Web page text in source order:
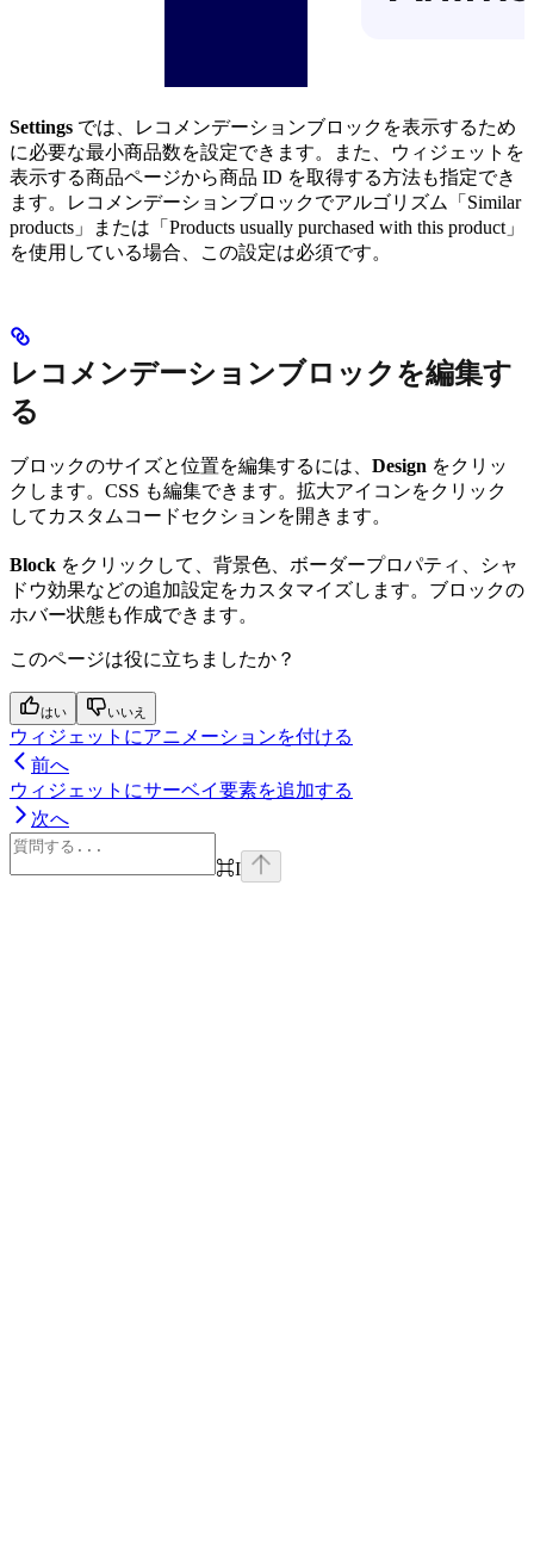
Settings では、レコメンデーションブロックを表示するため
に必要な最小商品数を設定できます。また、ウィジェットを
表示する商品ページから商品 ID を取得する方法も指定でき
ます。レコメンデーションブロックでアルゴリズム「Similar
products」または「Products usually purchased with this product」
を使用している場合、この設定は必須です。
レコメンデーションブロックを編集す
る
ブロックのサイズと位置を編集するには、 Design をクリッ
クします。CSS も編集できます。拡大アイコンをクリック
してカスタムコードセクションを開きます。
Block をクリックして、背景色、ボーダープロパティ、シャ
ドウ効果などの追加設定をカスタマイズします。ブロックの
ホバー状態も作成できます。
このページは役に立ちましたか？
はい いいえ
ウィジェットにアニメーションを付ける
前へ
ウィジェットにサーベイ要素を追加する
次へ
⌘I